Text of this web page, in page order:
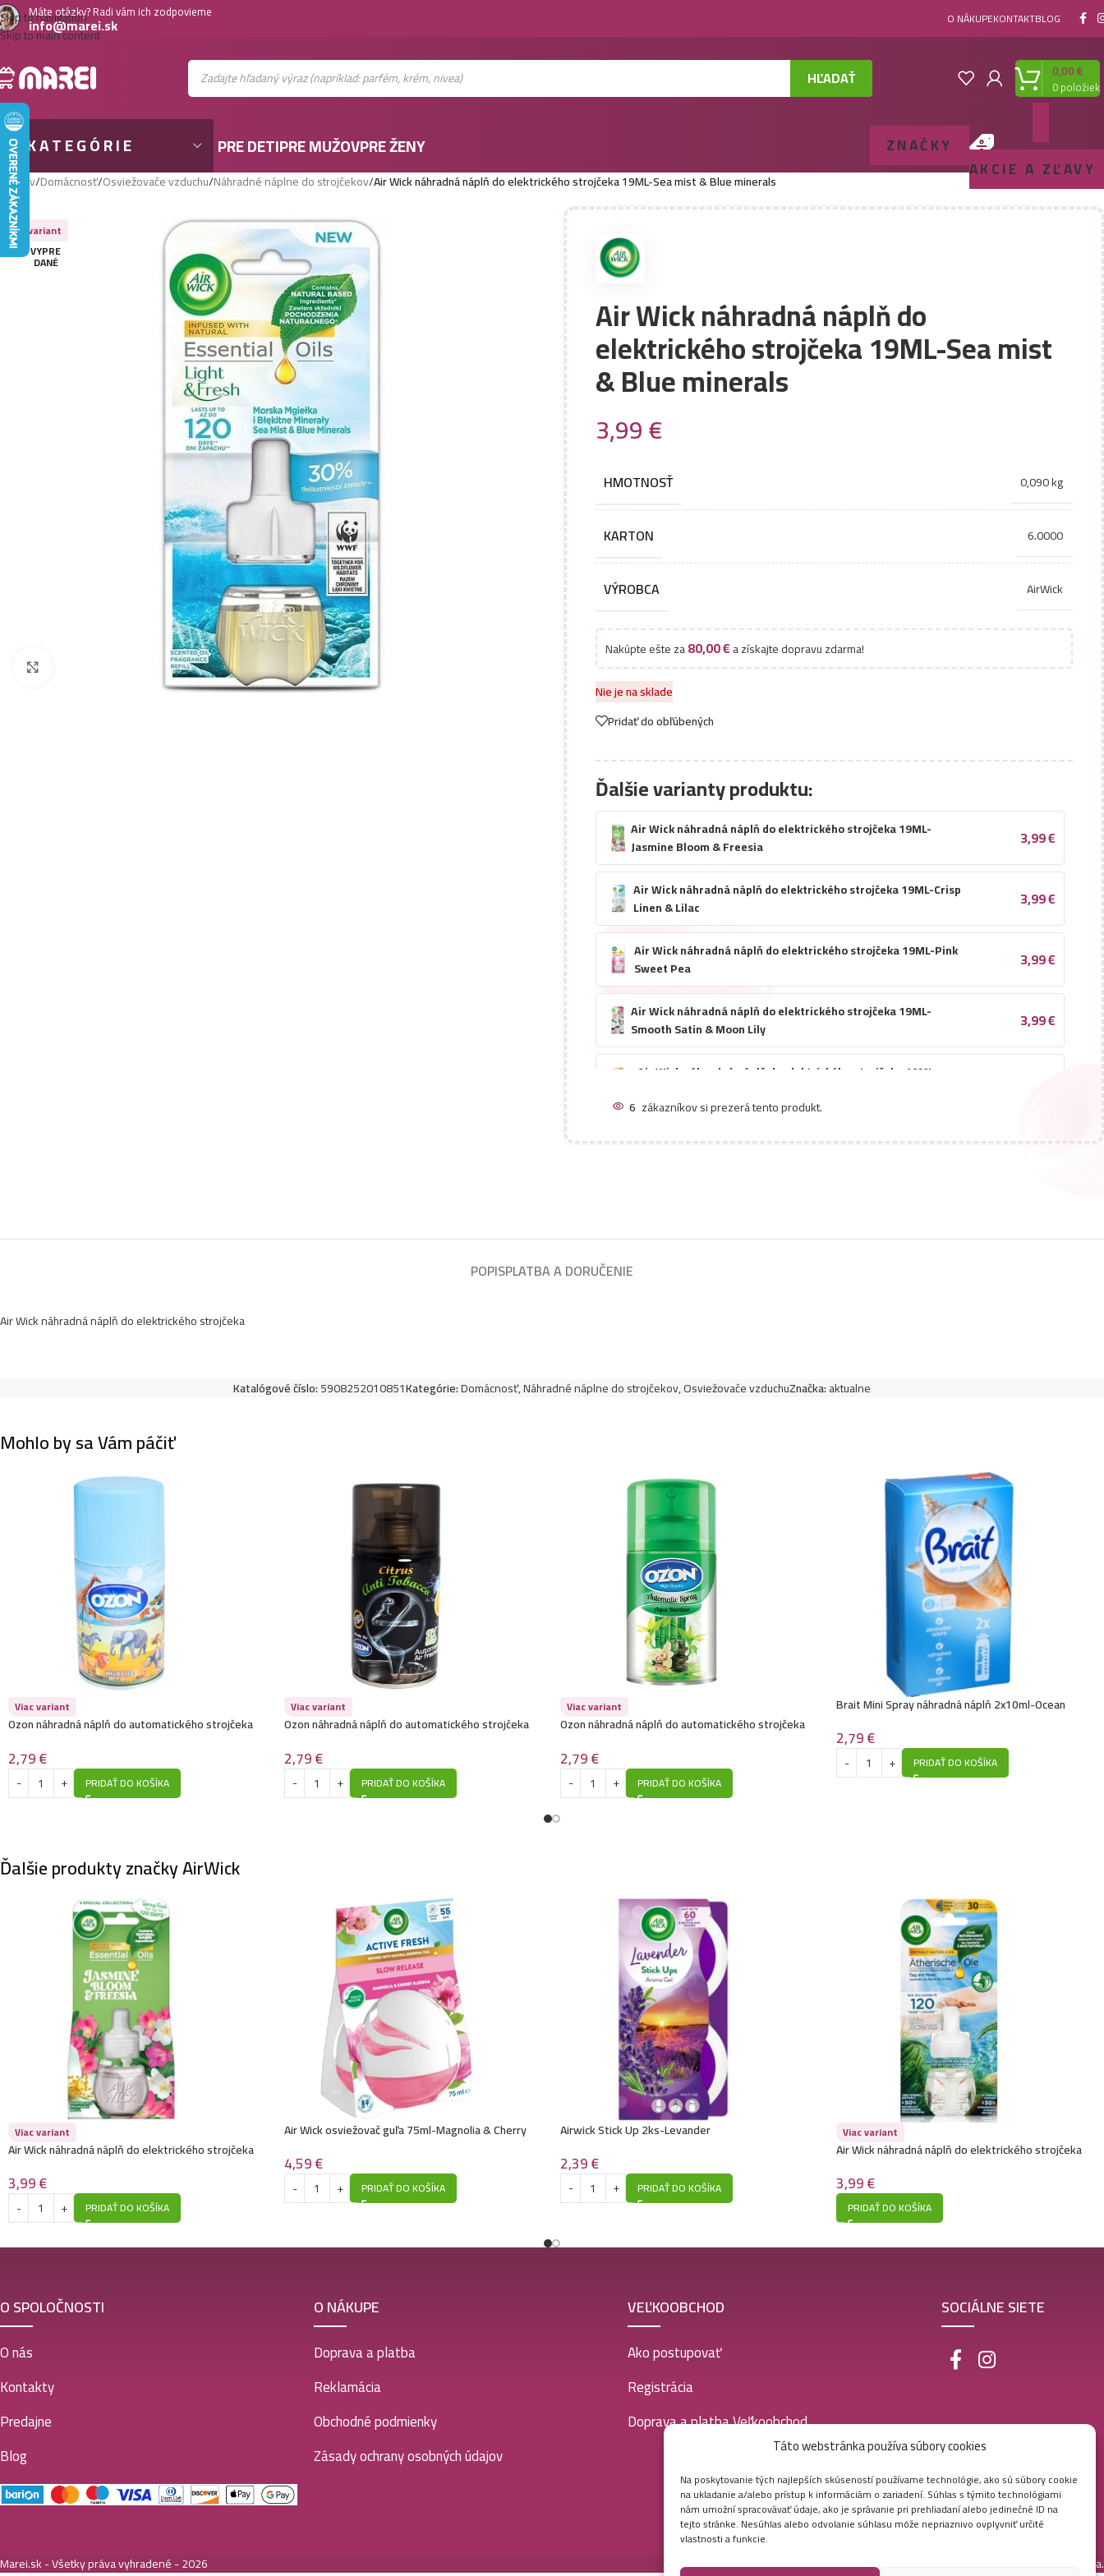
Táto webstránka používa súbory cookies
Na poskytovanie tých najlepších skúseností používame technológie, ako sú súbory cookie
na ukladanie a/alebo prístup k informáciám o zariadení. Súhlas s týmito technológiami
nám umožní spracovávať údaje, ako je správanie pri prehliadaní alebo jedinečné ID na
tejto stránke. Nesúhlas alebo odvolanie súhlasu môže nepriaznivo ovplyvniť určité
vlastnosti a funkcie.
Skip to navigation
Skip to main content
Máte otázky? Radi vám ich zodpovieme
info@marei.sk O NÁKUPEKONTAKTBLOG
HĽADAŤ 0položiek
0,00€
KATEGÓRIE PRE DETIPRE MUŽOVPRE ŽENY
ZNAČKY
AKCIE A ZĽAVY
Domov/Domácnosť/Osviežovače vzduchu/Náhradné náplne do strojčekov/Air Wick náhradná náplň do elektrického strojčeka 19ML-Sea mist & Blue minerals
VYPRE
DANÉ
Viac variant
Air Wick náhradná náplň do
elektrického strojčeka 19ML-Sea mist
& Blue minerals
3,99€
HMOTNOSŤ 0,090 kg
KARTON 6.0000
VÝROBCA AirWick
Nakúpte ešte za80,00€a získajte dopravu zdarma!
Nie je na sklade
Pridať do obľúbených
Ďalšie varianty produktu:
Air Wick náhradná náplň do elektrického strojčeka 19ML-
Jasmine Bloom & Freesia
3,99€
Air Wick náhradná náplň do elektrického strojčeka 19ML-Crisp
Linen & Lilac
3,99€
Air Wick náhradná náplň do elektrického strojčeka 19ML-Pink
Sweet Pea
3,99€
Air Wick náhradná náplň do elektrického strojčeka 19ML-
Smooth Satin & Moon Lily
3,99€
Air Wick náhradná náplň do elektrického strojčeka 19ML-
am Meer
3,99€
6 zákazníkov si prezerá tento produkt.
POPISPLATBA A DORUČENIE
Air Wick náhradná náplň do elektrického strojčeka
Katalógové číslo:5908252010851Kategórie:Domácnosť,Náhradné náplne do strojčekov,Osviežovače vzduchuZnačka:aktualne
Mohlo by sa Vám páčiť
Viac variant
Ozon náhradná náplň do automatického strojčeka
2,79€
PRIDAŤ DO KOŠÍKA
Viac variant
Ozon náhradná náplň do automatického strojčeka
2,79€
PRIDAŤ DO KOŠÍKA
Viac variant
Ozon náhradná náplň do automatického strojčeka
2,79€
PRIDAŤ DO KOŠÍKA
Brait Mini Spray náhradná náplň 2x10ml-Ocean
2,79€
PRIDAŤ DO KOŠÍKA
Ďalšie produkty značky AirWick
Viac variant
Air Wick náhradná náplň do elektrického strojčeka
3,99€
PRIDAŤ DO KOŠÍKA
Air Wick osviežovač guľa 75ml-Magnolia & Cherry
4,59€
PRIDAŤ DO KOŠÍKA
Airwick Stick Up 2ks-Levander
2,39€
PRIDAŤ DO KOŠÍKA
Viac variant
Air Wick náhradná náplň do elektrického strojčeka
3,99€
PRIDAŤ DO KOŠÍKA
O SPOLOČNOSTI
O nás
Kontakty
Predajne
Blog
O NÁKUPE
Doprava a platba
Reklamácia
Obchodné podmienky
Zásady ochrany osobných údajov
VEĽKOOBCHOD
Ako postupovať
Registrácia
Doprava a platba Veľkoobchod
SOCIÁLNE SIETE
Marei.sk - Všetky práva vyhradené - 2026 Ametica.